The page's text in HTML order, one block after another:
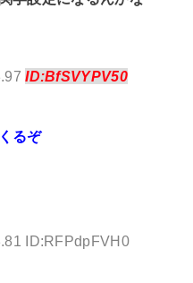
ID:BfSVYPV50
るぞ
ID:RFPdpFVH0